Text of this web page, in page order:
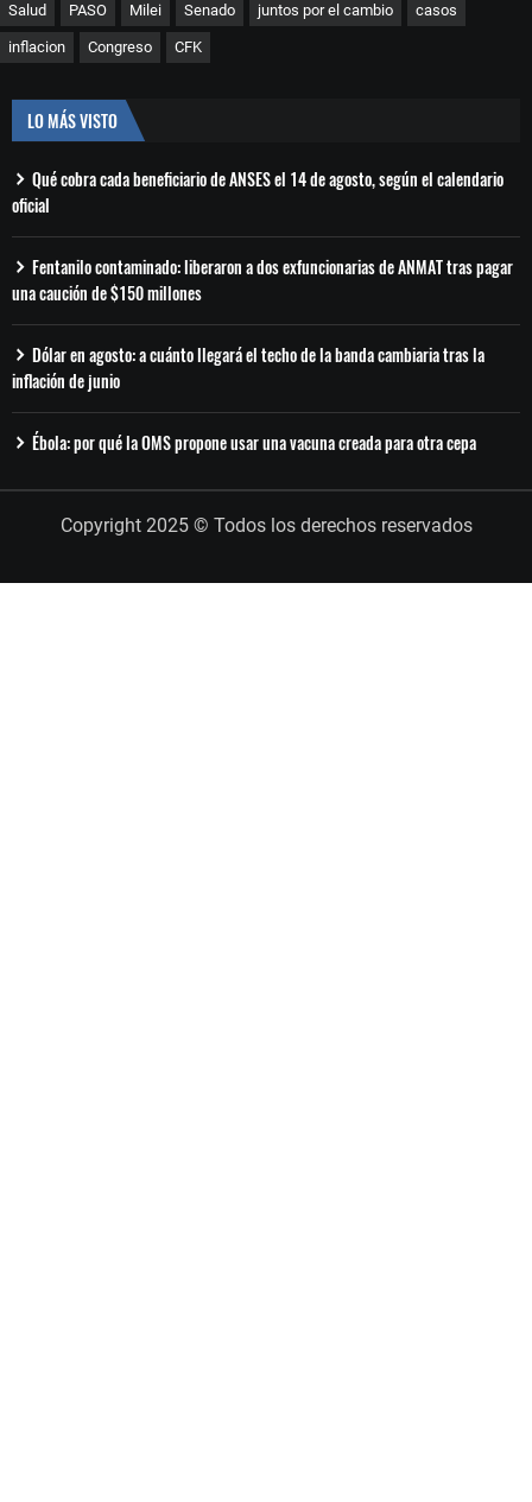
Salud PASO Milei Senado juntos por el cambio casos
inflacion Congreso CFK
LO MÁS VISTO
Qué cobra cada beneficiario de ANSES el 14 de agosto, según el calendario
oficial
Fentanilo contaminado: liberaron a dos exfuncionarias de ANMAT tras pagar
una caución de $150 millones
Dólar en agosto: a cuánto llegará el techo de la banda cambiaria tras la
inflación de junio
Ébola: por qué la OMS propone usar una vacuna creada para otra cepa
Copyright 2025 © Todos los derechos reservados